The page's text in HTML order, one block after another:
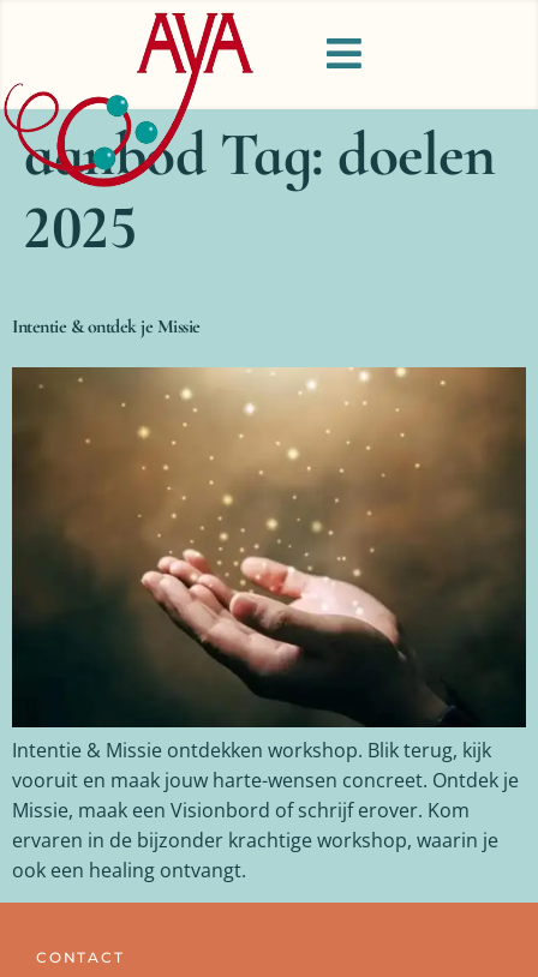
aanbod Tag: doelen
2025
Intentie & ontdek je Missie
Intentie & Missie ontdekken workshop. Blik terug, kijk
vooruit en maak jouw harte-wensen concreet. Ontdek je
Missie, maak een Visionbord of schrijf erover. Kom
ervaren in de bijzonder krachtige workshop, waarin je
ook een healing ontvangt.
CONTACT